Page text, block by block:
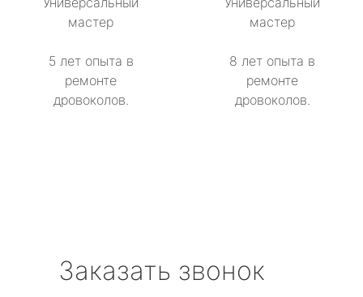
мастер
5 лет опыта в
ремонте
дровоколов.
мастер
8 лет опыта в
ремонте
дровоколов.
Заказать звонок